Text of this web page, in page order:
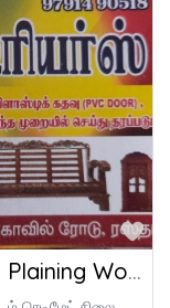
Uthraj Interior Work & Wood Plaining Works